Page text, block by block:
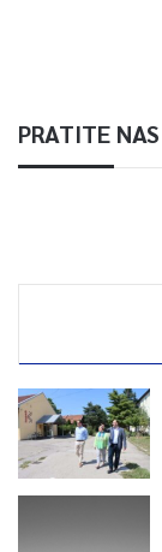
PRATITE